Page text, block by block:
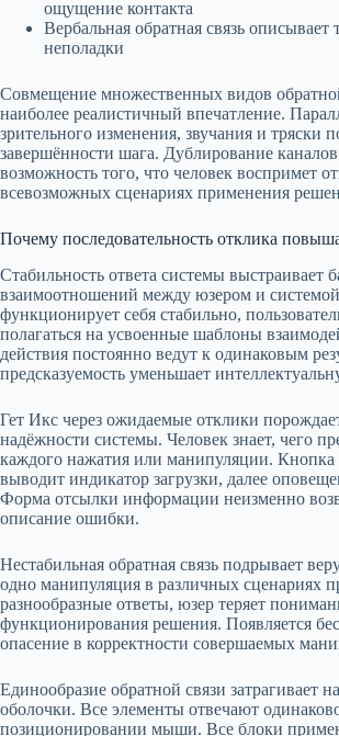
ощущение контакта
Вербальная обратная связь
неполадки
Совмещение множественных видов
наиболее реалистичный впечатление.
зрительного изменения, звучания и
завершённости шага. Дублирование каналов
возможность того, что человек воспримет
всевозможных сценариях применения
Почему последовательность отклика
Стабильность ответа системы выстраивает
взаимоотношений между юзером и
функционирует себя стабильно,
полагаться на усвоенные шаблоны
действия постоянно ведут к одинаковым
предсказуемость уменьшает
Гет Икс через ожидаемые отклики
надёжности системы. Человек знает, чего
каждого нажатия или манипуляции. Кнопка
выводит индикатор загрузки, далее
Форма отсылки информации неизменно
описание ошибки.
Нестабильная обратная связь подрывает
одно манипуляция в различных сценариях
разнообразные ответы, юзер теряет
функционирования решения. Появляется
опасение в корректности совершаемых
Единообразие обратной связи затрагивает
оболочки. Все элементы отвечают
позиционировании мыши. Все блоки